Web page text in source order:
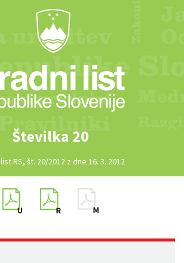
Številka 20
RS, št. 20/2012 z dne 16. 3. 2012